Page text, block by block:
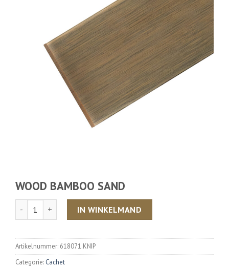
WOOD BAMBOO SAND
IN WINKELMAND
Artikelnummer: 618071.KNIP
Categorie: Cachet